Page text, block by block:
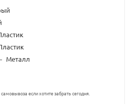
Металл
если хотите забрать сегодня.